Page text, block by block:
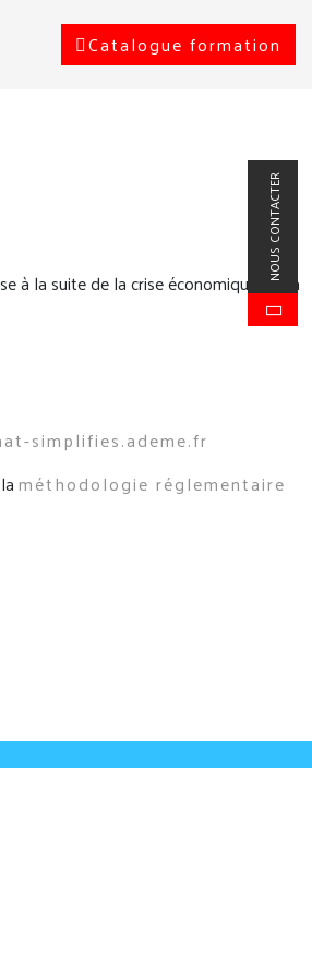
Catalogue formation
NOUS CONTACTER
à la suite de la crise économique liée à
simplifies.ademe.fr
méthodologie réglementaire